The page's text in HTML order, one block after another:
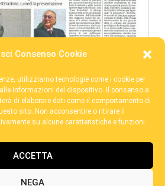
Consenso Cookie
utilizziamo tecnologie come i cookie per
informazioni del dispositivo. Il consenso a
di elaborare dati come il comportamento di
sito. Non acconsentire o ritirare il
su alcune caratteristiche e funzioni.
ACCETTA
NEGA